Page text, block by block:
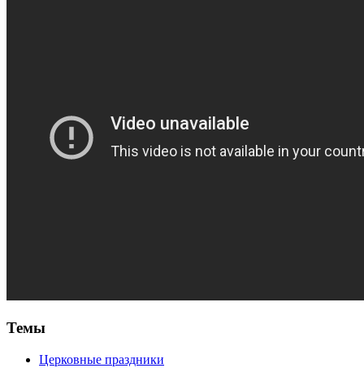
Темы
Церковные праздники